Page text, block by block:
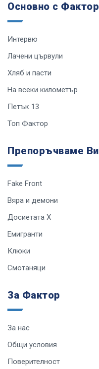
Основно с Фактор
Интервю
Лачени цървули
Хляб и пасти
На всеки километър
Петък 13
Топ Фактор
Препоръчваме Ви
Fake Front
Вяра и демони
Досиетата Х
Емигранти
Клюки
Смотаняци
За Фактор
За нас
Общи условия
Поверителност